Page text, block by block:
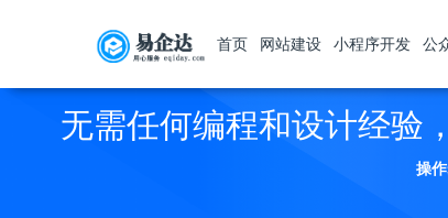
首页 网站建设 小程序开发 公
无需任何编程和设计经验
操作